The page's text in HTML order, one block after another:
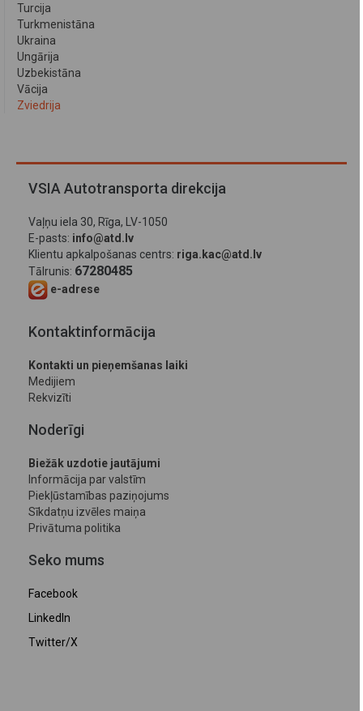
Turcija
Turkmenistāna
Ukraina
Ungārija
Uzbekistāna
Vācija
Zviedrija
VSIA Autotransporta direkcija
Vaļņu iela 30, Rīga, LV-1050
E-pasts: info@atd.lv
Klientu apkalpošanas centrs: riga.kac@atd.lv
Tālrunis: 67280485
e-adrese
Kontaktinformācija
Kontakti un pieņemšanas laiki
Medijiem
Rekvizīti
Noderīgi
Biežāk uzdotie jautājumi
Informācija par valstīm
Piekļūstamības paziņojums
Sīkdatņu izvēles maiņa
Privātuma politika
Seko mums
Facebook
LinkedIn
Twitter/X